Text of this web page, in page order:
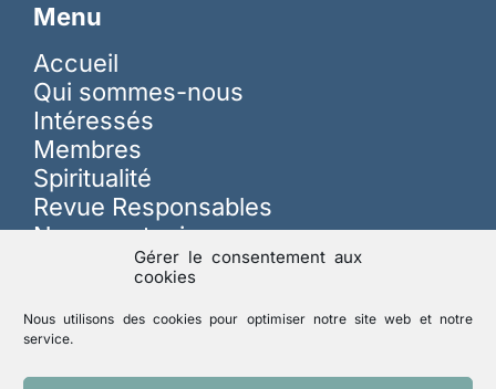
Gérer le consentement aux
cookies
Nous utilisons des cookies pour optimiser notre site web et notre
service.
Menu
Accueil
Qui sommes-nous
Intéressés
Membres
Spiritualité
Revue Responsables
Nous soutenir